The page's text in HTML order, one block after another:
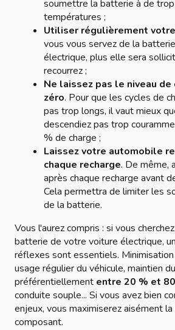
soumettre la batterie à de
températures ;
Utiliser régulièrement
vous vous servez de la
électrique, plus elle sera
recourrez ;
Ne laissez pas le niveau
zéro. Pour que les cycles de
pas trop longs, il vaut mieux
descendiez pas trop
% de charge ;
Laissez votre automobile
chaque recharge. De même,
après chaque recharge avant
Cela permettra de limiter les
de la batterie.
Vous l'aurez compris : si vous
batterie de votre voiture électrique,
réflexes sont essentiels.
usage régulier du véhicule, maintien
préférentiellement entre 20 % et
conduite souple... Si vous avez bien
enjeux, vous maximiserez aisément
composant.